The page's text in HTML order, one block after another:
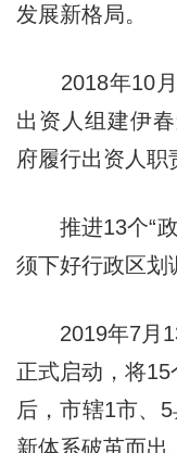
发展新格局。
2018年10月
出资人组建伊
府履行出资人职
推进13个“政
须下好行政区划
2019年7月13
正式启动，将15
后，市辖1市、
新体系破茧而出。